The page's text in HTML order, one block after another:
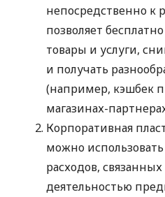
непосредственно к
позволяет
товары и услуги,
и получать
(например, кэшбек
магазинах-
Корпоративная
можно
расходов,
деятельностью